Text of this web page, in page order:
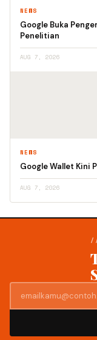
NEWS
Google Buka
Penelitian
AUG 7, 2026
NEWS
Google Wallet Kini
AUG 7, 2026
//